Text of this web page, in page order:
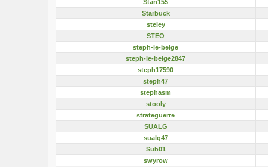
Stan155
Starbuck
steley
STEO
steph-le-belge
steph-le-belge2847
steph17590
steph47
stephasm
stooly
strateguerre
SUALG
sualg47
Sub01
swyrow